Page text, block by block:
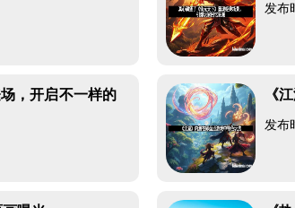
发布
，开启不一样的
《
发布